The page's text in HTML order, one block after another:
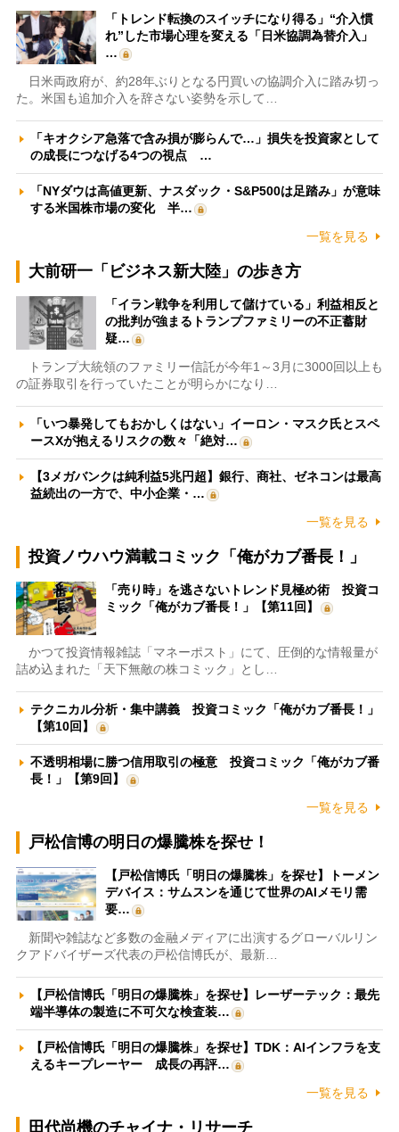
「トレンド転換のスイッチになり得る」“介入慣
れ”した市場心理を変える「日米協調為替介入」
…
日米両政府が、約28年ぶりとなる円買いの協調介入に踏み切っ
た。米国も追加介入を辞さない姿勢を示して…
「キオクシア急落で含み損が膨らんで…」損失を投資家として
の成長につなげる4つの視点 …
「NYダウは高値更新、ナスダック・S&P500は足踏み」が意味
する米国株市場の変化 半…
一覧を見る
大前研一「ビジネス新大陸」の歩き方
「イラン戦争を利用して儲けている」利益相反と
の批判が強まるトランプファミリーの不正蓄財
疑…
トランプ大統領のファミリー信託が今年1～3月に3000回以上も
の証券取引を行っていたことが明らかになり…
「いつ暴発してもおかしくはない」イーロン・マスク氏とスペ
ースXが抱えるリスクの数々「絶対…
【3メガバンクは純利益5兆円超】銀行、商社、ゼネコンは最高
益続出の一方で、中小企業・…
一覧を見る
投資ノウハウ満載コミック「俺がカブ番長！」
「売り時」を逃さないトレンド見極め術 投資コ
ミック「俺がカブ番長！」【第11回】
かつて投資情報雑誌「マネーポスト」にて、圧倒的な情報量が
詰め込まれた「天下無敵の株コミック」とし…
テクニカル分析・集中講義 投資コミック「俺がカブ番長！」
【第10回】
不透明相場に勝つ信用取引の極意 投資コミック「俺がカブ番
長！」【第9回】
一覧を見る
戸松信博の明日の爆騰株を探せ！
【戸松信博氏「明日の爆騰株」を探せ】トーメン
デバイス：サムスンを通じて世界のAIメモリ需
要…
新聞や雑誌など多数の金融メディアに出演するグローバルリン
クアドバイザーズ代表の戸松信博氏が、最新…
【戸松信博氏「明日の爆騰株」を探せ】レーザーテック：最先
端半導体の製造に不可欠な検査装…
【戸松信博氏「明日の爆騰株」を探せ】TDK：AIインフラを支
えるキープレーヤー 成長の再評…
一覧を見る
田代尚機のチャイナ・リサーチ